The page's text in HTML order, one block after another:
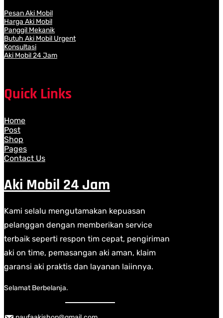
Pesan Aki Mobil
Harga Aki Mobil
Panggil Mekanik
Butuh Aki Mobil Urgent
Konsultasi
Aki Mobil 24 Jam
Quick Links
Home
Post
Shop
Pages
Contact Us
Aki Mobil 24 Jam
Kami selalu mengutamakan kepuasan
pelanggan dengan memberikan service
terbaik seperti respon tim cepat, pengiriman
aki on time, pemasangan aki aman, klaim
garansi aki praktis dan layanan laiinnya.
Selamat Berbelanja.